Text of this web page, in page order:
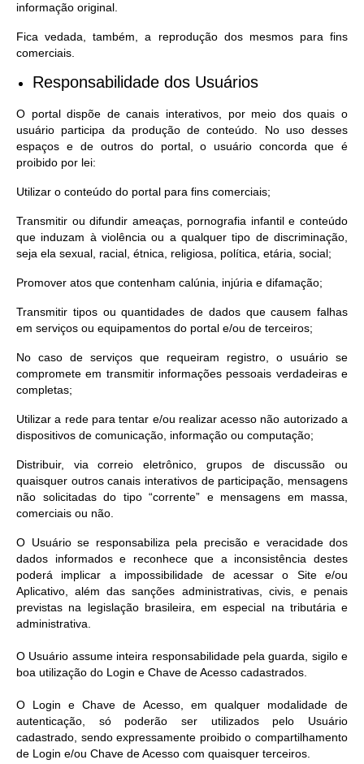
informação original.
Fica vedada, também, a reprodução dos mesmos para fins
comerciais.
Responsabilidade dos Usuários
O portal dispõe de canais interativos, por meio dos quais o
usuário participa da produção de conteúdo. No uso desses
espaços e de outros do portal, o usuário concorda que é
proibido por lei:
Utilizar o conteúdo do portal para fins comerciais;
Transmitir ou difundir ameaças, pornografia infantil e conteúdo
que induzam à violência ou a qualquer tipo de discriminação,
seja ela sexual, racial, étnica, religiosa, política, etária, social;
Promover atos que contenham calúnia, injúria e difamação;
Transmitir tipos ou quantidades de dados que causem falhas
em serviços ou equipamentos do portal e/ou de terceiros;
No caso de serviços que requeiram registro, o usuário se
compromete em transmitir informações pessoais verdadeiras e
completas;
Utilizar a rede para tentar e/ou realizar acesso não autorizado a
dispositivos de comunicação, informação ou computação;
Distribuir, via correio eletrônico, grupos de discussão ou
quaisquer outros canais interativos de participação, mensagens
não solicitadas do tipo “corrente” e mensagens em massa,
comerciais ou não.
O Usuário se responsabiliza pela precisão e veracidade dos
dados informados e reconhece que a inconsistência destes
poderá implicar a impossibilidade de acessar o Site e/ou
Aplicativo, além das sanções administrativas, civis, e penais
previstas na legislação brasileira, em especial na tributária e
administrativa.
O Usuário assume inteira responsabilidade pela guarda, sigilo e
boa utilização do Login e Chave de Acesso cadastrados.
O Login e Chave de Acesso, em qualquer modalidade de
autenticação, só poderão ser utilizados pelo Usuário
cadastrado, sendo expressamente proibido o compartilhamento
de Login e/ou Chave de Acesso com quaisquer terceiros.